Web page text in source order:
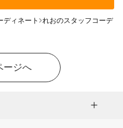
ディネート れおのスタッフコーディ
ージへ